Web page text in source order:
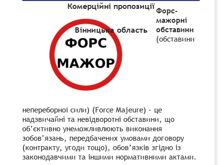
Комерційні пропозиції
Вінницька область
Форс-
мажорні
обставини
(обставини
непереборної сили) (Force Majeure) – це
надзвичайні та невідворотні обставини, що
об’єктивно унеможливлюють виконання
зобов’язань, передбачених умовами договору
(контракту, угоди тощо), обов’язків згідно із
законодавчими та іншими нормативними актами.